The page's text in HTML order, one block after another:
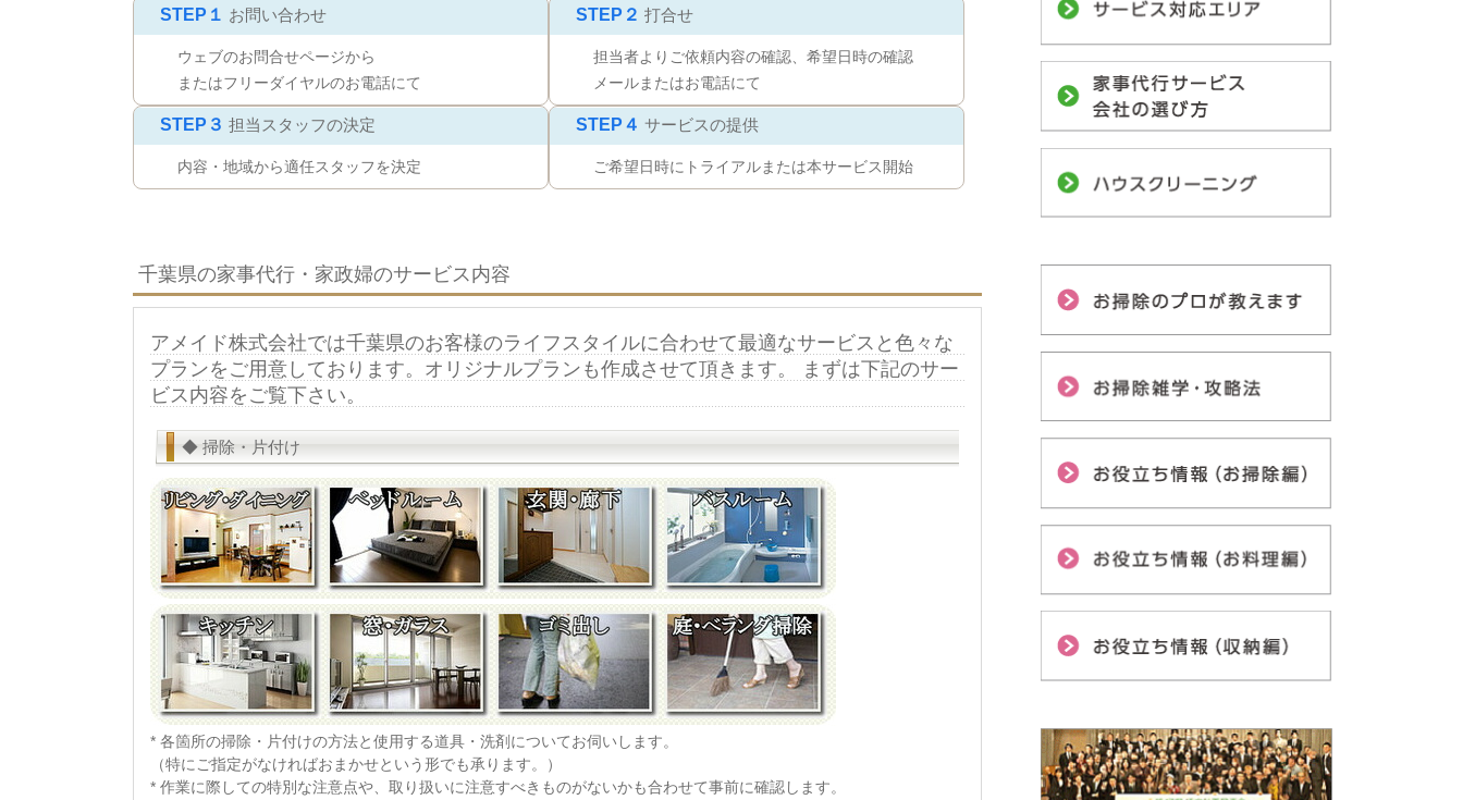
STEP１ お問い合わせ
ウェブのお問合せページから
またはフリーダイヤルのお電話にて
STEP２打合せ
担当者よりご依頼内容の確認、希望日時の確認
メールまたはお電話にて
STEP３ 担当スタッフの決定
内容・地域から適任スタッフを決定
STEP４サービスの提供
ご希望日時にトライアルまたは本サービス開始
千葉県の家事代行・家政婦のサービス内容
アメイド株式会社では千葉県のお客様のライフスタイルに合わせて最適なサービスと色々な
プランをご用意しております。オリジナルプランも作成させて頂きます。 まずは下記のサー
ビス内容をご覧下さい。
◆ 掃除・片付け
* 各箇所の掃除・片付けの方法と使用する道具・洗剤についてお伺いします。
（特にご指定がなければおまかせという形でも承ります。）
* 作業に際しての特別な注意点や、取り扱いに注意すべきものがないかも合わせて事前に確認します。